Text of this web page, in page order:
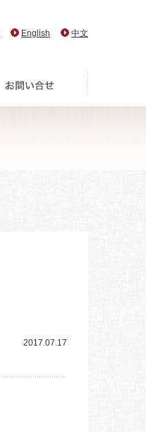
English 中文
2017.07.17